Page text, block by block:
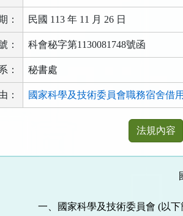
： 民國 113 年 11 月 26 日
： 科會秘字第1130081748號函
： 秘書處
： 國家科學及技術委員會職務宿舍借
法規內容
一、國家科學及技術委員會 (以